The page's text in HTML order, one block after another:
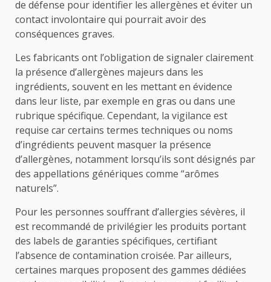
de défense pour identifier les allergènes et éviter un
contact involontaire qui pourrait avoir des
conséquences graves.
Les fabricants ont l’obligation de signaler clairement
la présence d’allergènes majeurs dans les
ingrédients, souvent en les mettant en évidence
dans leur liste, par exemple en gras ou dans une
rubrique spécifique. Cependant, la vigilance est
requise car certains termes techniques ou noms
d’ingrédients peuvent masquer la présence
d’allergènes, notamment lorsqu’ils sont désignés par
des appellations génériques comme “arômes
naturels”.
Pour les personnes souffrant d’allergies sévères, il
est recommandé de privilégier les produits portant
des labels de garanties spécifiques, certifiant
l’absence de contamination croisée. Par ailleurs,
certaines marques proposent des gammes dédiées